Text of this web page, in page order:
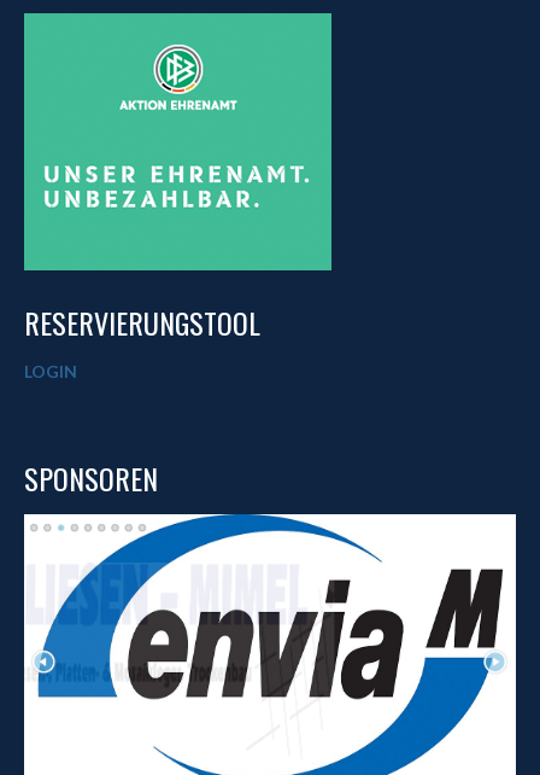
RESERVIERUNGSTOOL
LOGIN
SPONSOREN